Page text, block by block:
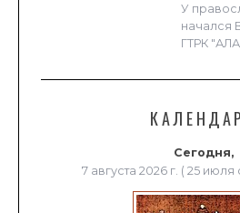
У
начался
ГТРК
Сегодня,
7 августа 2026 г. ( 25 июля